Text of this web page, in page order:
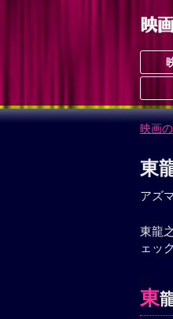
映画
東
アズ
東龍
ェッ
東